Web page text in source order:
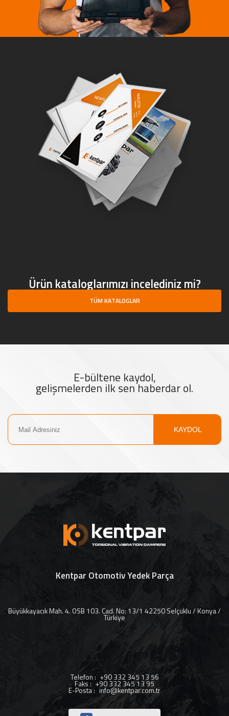
Ürün kataloglarımızı incelediniz mi?
TÜM KATALOGLAR
E-bültene kaydol,
gelişmelerden ilk sen haberdar ol.
KAYDOL
Kentpar Otomotiv Yedek Parça
Büyükkayacık Mah. 4. OSB 103. Cad. No: 13/1 42250 Selçuklu / Konya /
Türkiye
Telefon: +90 332 345 13 56
Faks: +90 332 345 13 95
E-Posta: info@kentpar.com.tr